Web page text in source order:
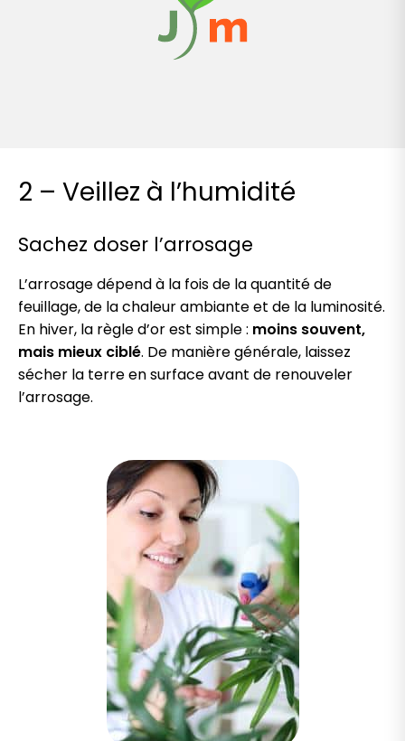
2 – Veillez à l’humidité
Sachez doser l’arrosage
L’arrosage dépend à la fois de la quantité de
feuillage, de la chaleur ambiante et de la luminosité.
En hiver, la règle d’or est simple : moins souvent,
mais mieux ciblé. De manière générale, laissez
sécher la terre en surface avant de renouveler
l’arrosage.